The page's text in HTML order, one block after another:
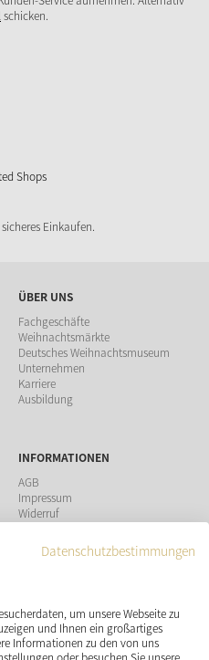
schicken.
Einkaufen.
ÜBER UNS
Fachgeschäfte
Weihnachtsmärkte
Deutsches Weihnachtsmuseum
Unternehmen
Karriere
Ausbildung
INFORMATIONEN
AGB
Impressum
Widerruf
Teilnahmebedingungen Gewinnspiel
Datenschutzbestimmungen
um unsere Webseite zu
und Ihnen ein großartiges
Informationen zu den von uns